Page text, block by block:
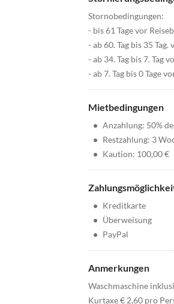
Stornobedingungen:
- bis 61 Tage vor
- ab 60. Tag bis 35
- ab 34. Tag bis 7. Tag
- ab 7. Tag bis 0 Tage
Mietbedingungen
• Anzahlung: 50%
• Restzahlung: 3
• Kaution: 100,00 €
• Kreditkarte
• Überweisung
• PayPal
Anmerkungen
Waschmaschine
Kurtaxe € 2,60 pro